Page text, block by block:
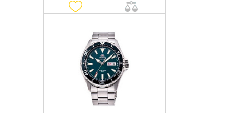
ДОБАВИТЬ В КОРЗИНУ
КУПИТЬ В 1 КЛИК